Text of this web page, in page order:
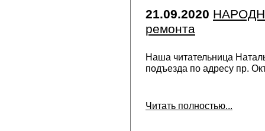
21.09.2020
ремонта
Наша читательница
подъезда по адресу пр.
Читать полностью...